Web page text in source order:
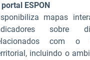
portal ESPON
mapas
sobre
com o
incluindo o